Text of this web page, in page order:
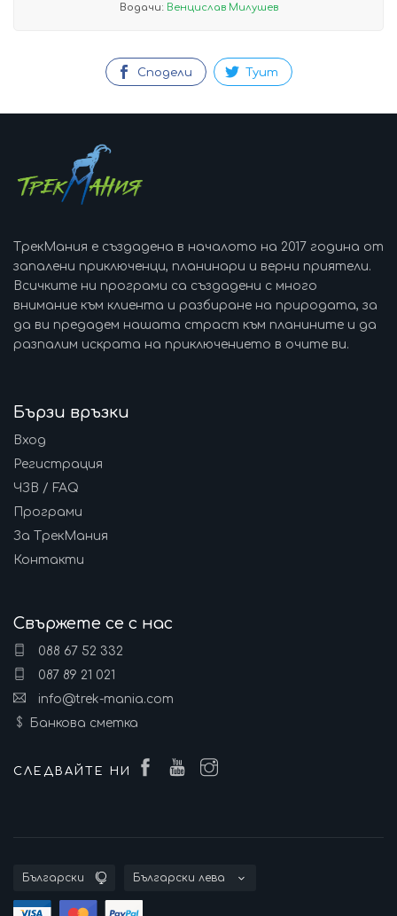
Водачи: Венцислав Милушев
Сподели Туит
ТрекМания е създадена в началото на 2017 година от
запалени приключенци, планинари и верни приятели.
Всичките ни програми са създадени с много
внимание към клиента и разбиране на природата, за
да ви предадем нашата страст към планините и да
разпалим искрата на приключението в очите ви.
Бързи връзки
Вход
Регистрация
ЧЗВ / FAQ
Програми
За ТрекМания
Контакти
Свържете се с нас
088 67 52 332
087 89 21 021
info@trek-mania.com
Банкова сметка
СЛЕДВАЙТЕ НИ